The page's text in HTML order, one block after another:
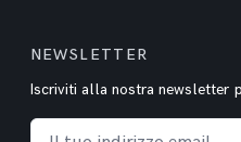
NEWSLETTER
Iscriviti alla nostra newsletter